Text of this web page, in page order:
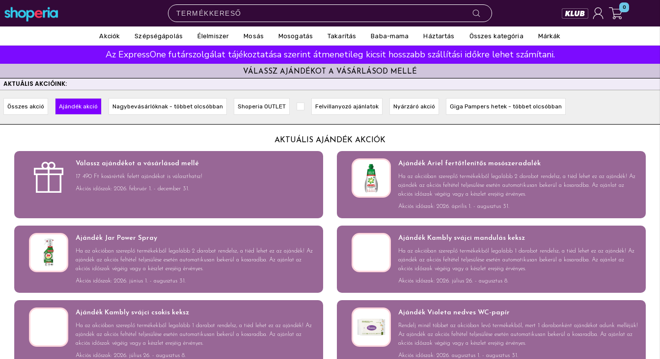
0
Élelmiszer
Baba-mama
Népszerű márkák
Pampers Lenor Finish
Népszerű keresések
leukoplast ariel lenor finish
pampers
Akciók Szépségápolás Élelmiszer Mosás Mosogatás Takarítás Baba-mama Háztartás Összes kategória Márkák
Az ExpressOne futárszolgálat tájékoztatása szerint átmenetileg kicsit hosszabb szállítási időkre lehet számítani.
VÁLASSZ AJÁNDÉKOT A VÁSÁRLÁSOD MELLÉ
AKTUÁLIS AKCIÓINK:
Összes akció Ajándék akció Nagybevásárlóknak - többet olcsóbban Shoperia OUTLET Felvillanyozó ajánlatok Nyárzáró akció Giga Pampers hetek - többet olcsóbban
AKTUÁLIS AJÁNDÉK AKCIÓK
Válassz ajándékot a vásárlásod mellé
17 490 Ft kosárérték felett ajándékot is választhatsz!
Akciós időszak: 2026. február 1. - december 31.
Ajándék Ariel fertőtlenítős mosószeradalék
Ha az akcióban szereplő termékekből legalább 2 darabot rendelsz, a tiéd lehet ez az ajándék! Az
ajándék az akciós feltétel teljesülése esetén automatikusan bekerül a kosaradba. Az ajánlat az
akciós időszak végéig vagy a készlet erejéig érvényes.
Akciós időszak: 2026. április 1. - augusztus 31.
Ajándék Jar Power Spray
Ha az akcióban szereplő termékekből legalább 2 darabot rendelsz, a tiéd lehet ez az ajándék! Az
ajándék az akciós feltétel teljesülése esetén automatikusan bekerül a kosaradba. Az ajánlat az
akciós időszak végéig vagy a készlet erejéig érvényes.
Akciós időszak: 2026. június 1. - augusztus 31.
Ajándék Kambly svájci mandulás keksz
Ha az akcióban szereplő termékekből legalább 1 darabot rendelsz, a tiéd lehet ez az ajándék! Az
ajándék az akciós feltétel teljesülése esetén automatikusan bekerül a kosaradba. Az ajánlat az
akciós időszak végéig vagy a készlet erejéig érvényes.
Akciós időszak: 2026. július 26. - augusztus 8.
Ajándék Kambly svájci csokis keksz
Ha az akcióban szereplő termékekből legalább 1 darabot rendelsz, a tiéd lehet ez az ajándék! Az
ajándék az akciós feltétel teljesülése esetén automatikusan bekerül a kosaradba. Az ajánlat az
akciós időszak végéig vagy a készlet erejéig érvényes.
Akciós időszak: 2026. július 26. - augusztus 8.
Ajándék Violeta nedves WC-papír
Rendelj minél többet az akcióban levő termékekből, mert 1 darabonként ajándékot adunk melléjük!
Az ajándék az akciós feltétel teljesülése esetén automatikusan bekerül a kosaradba. Az ajánlat az
akciós időszak végéig vagy a készlet erejéig érvényes.
Akciós időszak: 2026. augusztus 1. - augusztus 31.